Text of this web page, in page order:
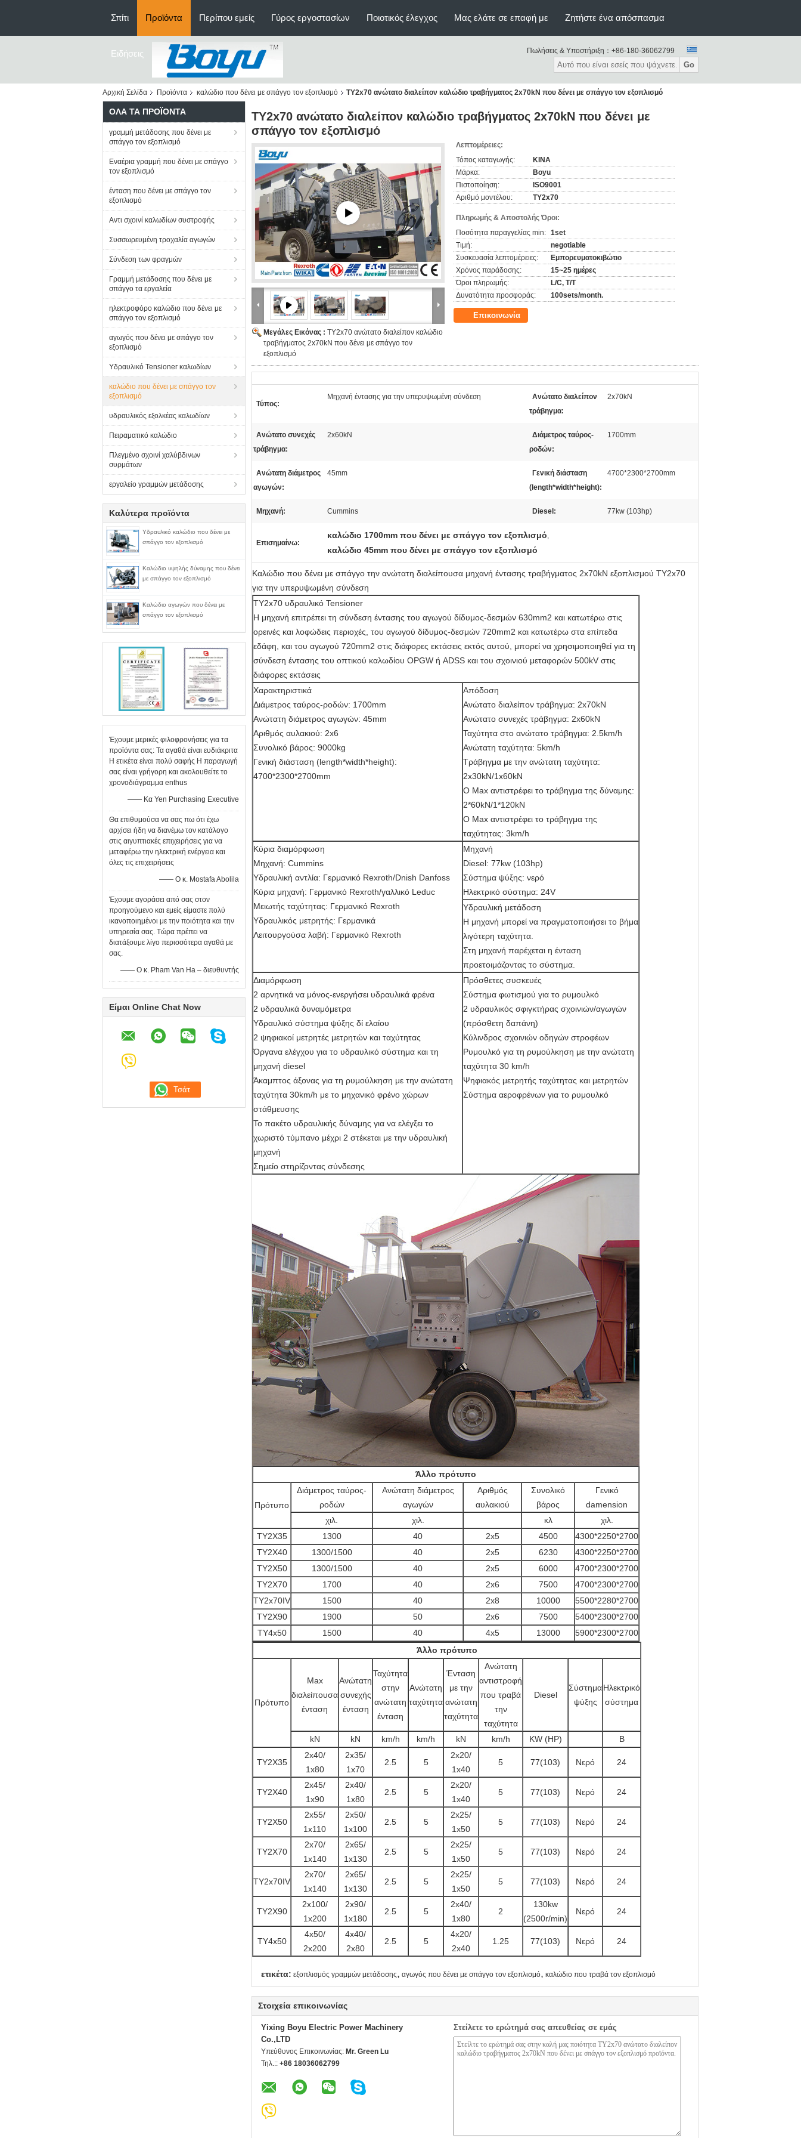
Σπίτι Προϊόντα Περίπου εμείς Γύρος εργοστασίων Ποιοτικός έλεγχος Μας ελάτε σε επαφή με Ζητήστε ένα απόσπασμα
Ειδήσεις Πωλήσεις & Υποστήριξη： +86-180-36062799
Go
Αρχική Σελίδα Προϊόντα καλώδιο που δένει με σπάγγο τον εξοπλισμό TY2x70 ανώτατο διαλείπον καλώδιο τραβήγματος 2x70kN που δένει με σπάγγο τον εξοπλισμό
ΌΛΑ ΤΑ ΠΡΟΪΌΝΤΑ
γραμμή μετάδοσης που δένει με
σπάγγο τον εξοπλισμό
Εναέρια γραμμή που δένει με σπάγγο
τον εξοπλισμό
ένταση που δένει με σπάγγο τον
εξοπλισμό
Αντι σχοινί καλωδίων συστροφής
Συσσωρευμένη τροχαλία αγωγών
Σύνδεση των φραγμών
Γραμμή μετάδοσης που δένει με
σπάγγο τα εργαλεία
ηλεκτροφόρο καλώδιο που δένει με
σπάγγο τον εξοπλισμό
αγωγός που δένει με σπάγγο τον
εξοπλισμό
Υδραυλικό Tensioner καλωδίων
καλώδιο που δένει με σπάγγο τον
εξοπλισμό
υδραυλικός εξολκέας καλωδίων
Πειραματικό καλώδιο
Πλεγμένο σχοινί χαλύβδινων
συρμάτων
εργαλείο γραμμών μετάδοσης
Καλύτερα προϊόντα
Υδραυλικό καλώδιο που δένει με
σπάγγο τον εξοπλισμό
Καλώδιο υψηλής δύναμης που δένει
με σπάγγο τον εξοπλισμό
Καλώδιο αγωγών που δένει με
σπάγγο τον εξοπλισμό
Έχουμε μερικές φιλοφρονήσεις για τα
προϊόντα σας: Τα αγαθά είναι ευδιάκριτα
Η ετικέτα είναι πολύ σαφής Η παραγωγή
σας είναι γρήγορη και ακολουθείτε το
χρονοδιάγραμμα enthus
—— Κα Yen Purchasing Executive
Θα επιθυμούσα να σας πω ότι έχω
αρχίσει ήδη να διανέμω τον κατάλογο
στις αιγυπτιακές επιχειρήσεις για να
μεταφέρω την ηλεκτρική ενέργεια και
όλες τις επιχειρήσεις
—— Ο κ. Mostafa Abolila
Έχουμε αγοράσει από σας στον
προηγούμενο και εμείς είμαστε πολύ
ικανοποιημένοι με την ποιότητα και την
υπηρεσία σας. Τώρα πρέπει να
διατάξουμε λίγο περισσότερα αγαθά με
σας.
—— Ο κ. Pham Van Ha – διευθυντής
Είμαι Online Chat Now
TY2x70 ανώτατο διαλείπον καλώδιο τραβήγματος 2x70kN που δένει με
σπάγγο τον εξοπλισμό
Μεγάλες Εικόνας : TY2x70 ανώτατο διαλείπον καλώδιο
τραβήγματος 2x70kN που δένει με σπάγγο τον
εξοπλισμό
Λεπτομέρειες:
Τόπος καταγωγής:
ΚΙΝΑ
Μάρκα:
Boyu
Πιστοποίηση:
ISO9001
Αριθμό μοντέλου:
TY2x70
Πληρωμής & Αποστολής Όροι:
Ποσότητα παραγγελίας min: 1set
Τιμή:
negotiable
Συσκευασία λεπτομέρειες:
Εμπορευματοκιβώτιο
Χρόνος παράδοσης:
15~25 ημέρες
Όροι πληρωμής:
L/C, T/T
Δυνατότητα προσφοράς:
100sets/month.
Επικοινωνία
Τύπος:
Μηχανή έντασης για την υπερυψωμένη σύνδεση
Ανώτατο διαλείπον
τράβηγμα:
2x70kN
Ανώτατο συνεχές
τράβηγμα:
2x60kN
Διάμετρος ταύρος-
ροδών:
1700mm
Ανώτατη διάμετρος
αγωγών:
45mm
Γενική διάσταση
(length*width*height):
4700*2300*2700mm
Μηχανή: Cummins Diesel: 77kw (103hp)
Επισημαίνω:
καλώδιο 1700mm που δένει με σπάγγο τον εξοπλισμό,
καλώδιο 45mm που δένει με σπάγγο τον εξοπλισμό
Καλώδιο που δένει με σπάγγο την ανώτατη διαλείπουσα μηχανή έντασης τραβήγματος 2x70kN εξοπλισμού TY2x70
για την υπερυψωμένη σύνδεση
TY2x70 υδραυλικό Tensioner
Η μηχανή επιτρέπει τη σύνδεση έντασης του αγωγού δίδυμος-δεσμών 630mm2 και κατωτέρω στις
ορεινές και λοφώδεις περιοχές, του αγωγού δίδυμος-δεσμών 720mm2 και κατωτέρω στα επίπεδα
εδάφη, και του αγωγού 720mm2 στις διάφορες εκτάσεις εκτός αυτού, μπορεί να χρησιμοποιηθεί για τη
σύνδεση έντασης του οπτικού καλωδίου OPGW ή ADSS και του σχοινιού μεταφορών 500kV στις
διάφορες εκτάσεις
Χαρακτηριστικά
Διάμετρος ταύρος-ροδών: 1700mm
Ανώτατη διάμετρος αγωγών: 45mm
Αριθμός αυλακιού: 2x6
Συνολικό βάρος: 9000kg
Γενική διάσταση (length*width*height):
4700*2300*2700mm
Απόδοση
Ανώτατο διαλείπον τράβηγμα: 2x70kN
Ανώτατο συνεχές τράβηγμα: 2x60kN
Ταχύτητα στο ανώτατο τράβηγμα: 2.5km/h
Ανώτατη ταχύτητα: 5km/h
Τράβηγμα με την ανώτατη ταχύτητα:
2x30kN/1x60kN
Ο Max αντιστρέφει το τράβηγμα της δύναμης:
2*60kN/1*120kN
Ο Max αντιστρέφει το τράβηγμα της
ταχύτητας: 3km/h
Κύρια διαμόρφωση
Μηχανή: Cummins
Υδραυλική αντλία: Γερμανικό Rexroth/Dnish Danfoss
Κύρια μηχανή: Γερμανικό Rexroth/γαλλικό Leduc
Μειωτής ταχύτητας: Γερμανικό Rexroth
Υδραυλικός μετρητής: Γερμανικά
Λειτουργούσα λαβή: Γερμανικό Rexroth
Μηχανή
Diesel: 77kw (103hp)
Σύστημα ψύξης: νερό
Ηλεκτρικό σύστημα: 24V
Υδραυλική μετάδοση
Η μηχανή μπορεί να πραγματοποιήσει το βήμα
λιγότερη ταχύτητα.
Στη μηχανή παρέχεται η ένταση
προετοιμάζοντας το σύστημα.
Διαμόρφωση
2 αρνητικά να μόνος-ενεργήσει υδραυλικά φρένα
2 υδραυλικά δυναμόμετρα
Υδραυλικό σύστημα ψύξης δί ελαίου
2 ψηφιακοί μετρητές μετρητών και ταχύτητας
Όργανα ελέγχου για το υδραυλικό σύστημα και τη
μηχανή diesel
Άκαμπτος άξονας για τη ρυμούλκηση με την ανώτατη
ταχύτητα 30km/h με το μηχανικό φρένο χώρων
στάθμευσης
Το πακέτο υδραυλικής δύναμης για να ελέγξει το
χωριστό τύμπανο μέχρι 2 στέκεται με την υδραυλική
μηχανή
Σημείο στηρίζοντας σύνδεσης
Πρόσθετες συσκευές
Σύστημα φωτισμού για το ρυμουλκό
2 υδραυλικός σφιγκτήρας σχοινιών/αγωγών
(πρόσθετη δαπάνη)
Κύλινδρος σχοινιών οδηγών στροφέων
Ρυμουλκό για τη ρυμούλκηση με την ανώτατη
ταχύτητα 30 km/h
Ψηφιακός μετρητής ταχύτητας και μετρητών
Σύστημα αεροφρένων για το ρυμουλκό
Άλλο πρότυπο
Πρότυπο
Διάμετρος ταύρος-
ροδών
Ανώτατη διάμετρος
αγωγών
Αριθμός
αυλακιού
Συνολικό
βάρος
Γενικό
damension
χιλ.
χιλ. κλ
χιλ.
TY2X35
1300 40 2x5 4500
4300*2250*2700
TY2X40
1300/1500 40 2x5 6230
4300*2250*2700
TY2X50
1300/1500 40 2x5 6000
4700*2300*2700
TY2X70
1700 40 2x6 7500
4700*2300*2700
TY2x70IV
1500 40 2x8 10000
5500*2280*2700
TY2X90
1900 50 2x6 7500
5400*2300*2700
TY4x50
1500 40 4x5 13000
5900*2300*2700
Άλλο πρότυπο
Πρότυπο
Max
διαλείπουσα
ένταση
Ανώτατη
συνεχής
ένταση
Ταχύτητα
στην
ανώτατη
ένταση
Ανώτατη
ταχύτητα
Ένταση
με την
ανώτατη
ταχύτητα
Ανώτατη
αντιστροφή
που τραβά
την
ταχύτητα
Diesel
Σύστημα
ψύξης
Ηλεκτρικό
σύστημα
kN kN km/h km/h kN km/h KW (HP) Β
TY2X35
2x40/
1x80
2x35/
1x70
2.5 5
2x20/
1x40
5 77(103) Νερό 24
TY2X40
2x45/
1x90
2x40/
1x80
2.5 5
2x20/
1x40
5 77(103) Νερό 24
TY2X50
2x55/
1x110
2x50/
1x100
2.5 5
2x25/
1x50
5 77(103) Νερό 24
TY2X70
2x70/
1x140
2x65/
1x130
2.5 5
2x25/
1x50
5 77(103) Νερό 24
TY2x70IV
2x70/
1x140
2x65/
1x130
2.5 5
2x25/
1x50
5 77(103) Νερό 24
TY2X90
2x100/
1x200
2x90/
1x180
2.5 5
2x40/
1x80
2
130kw
(2500r/min)
Νερό 24
TY4x50
4x50/
2x200
4x40/
2x80
2.5 5
4x20/
2x40
1.25 77(103) Νερό 24
ετικέτα: εξοπλισμός γραμμών μετάδοσης, αγωγός που δένει με σπάγγο τον εξοπλισμό, καλώδιο που τραβά τον εξοπλισμό
Στοιχεία επικοινωνίας
Yixing Boyu Electric Power Machinery
Co.,LTD
Υπεύθυνος Επικοινωνίας: Mr. Green Lu
Τηλ.:: +86 18036062799
Στείλετε το ερώτημά σας απευθείας σε εμάς